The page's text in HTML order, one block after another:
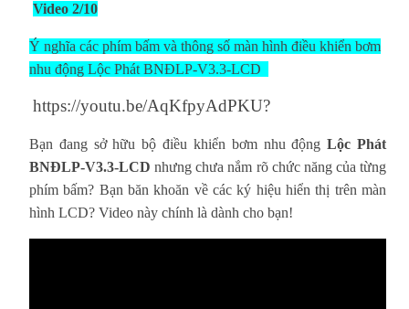
Video 2/10
Ý nghĩa các phím bấm và thông số màn hình điều khiển bơm
nhu động Lộc Phát BNĐLP-V3.3-LCD
https://youtu.be/AqKfpyAdPKU?
Bạn đang sở hữu bộ điều khiển bơm nhu độngLộc Phát
BNĐLP-V3.3-LCD nhưng chưa nắm rõ chức năng của từng
phím bấm? Bạn băn khoăn về các ký hiệu hiển thị trên màn
hình LCD? Video này chính là dành cho bạn!